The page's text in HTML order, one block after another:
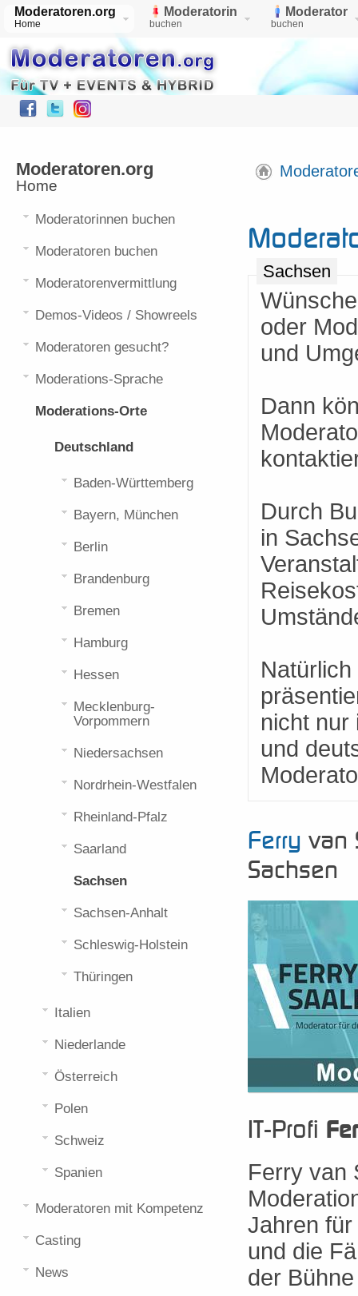
Moderatoren.org
Home
Moderatorin
buchen
Moderator
buchen
Sachsen
oder
und
Dann
Durch
in
nicht nur
und
Ferry van
Sachsen
IT-Profi
Ferry van
Jahren
und die
der
Moderatoren.org
Home
Moderatorinnen buchen
Moderatoren buchen
Moderatorenvermittlung
Demos-Videos / Showreels
Moderatoren gesucht?
Moderations-Sprache
Moderations-Orte
Deutschland
Baden-Württemberg
Bayern, München
Berlin
Brandenburg
Bremen
Hamburg
Hessen
Mecklenburg-
Vorpommern
Niedersachsen
Nordrhein-Westfalen
Rheinland-Pfalz
Saarland
Sachsen
Sachsen-Anhalt
Schleswig-Holstein
Thüringen
Italien
Niederlande
Österreich
Polen
Schweiz
Spanien
Moderatoren mit Kompetenz
Casting
News